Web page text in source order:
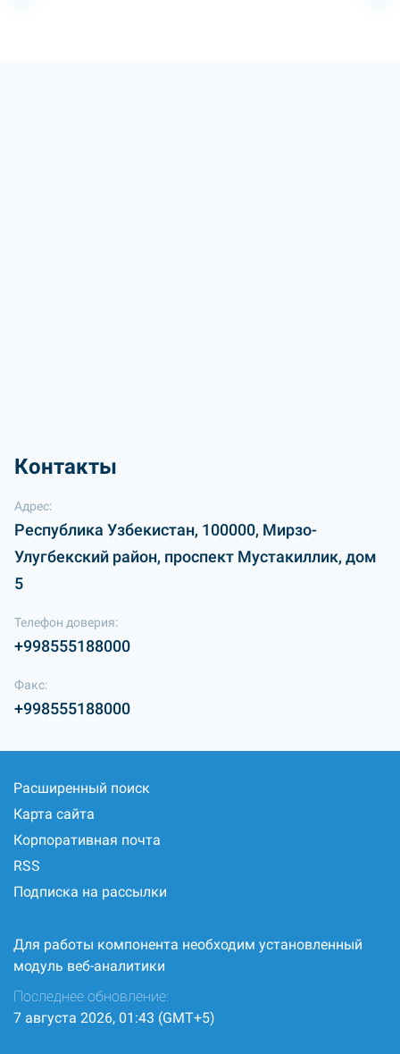
Контакты
Адрес:
Республика Узбекистан, 100000, Мирзо-
Улугбекский район, проспект Мустакиллик, дом
5
Телефон доверия:
+998555188000
Факс:
+998555188000
Расширенный поиск
Карта сайта
Корпоративная почта
RSS
Подписка на рассылки
Для работы компонента необходим установленный
модуль веб-аналитики
Последнее обновление:
7 августа 2026, 01:43 (GMT+5)